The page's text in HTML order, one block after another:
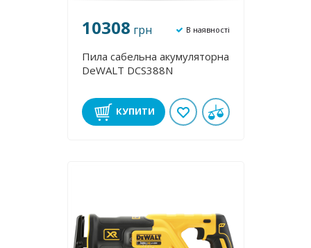
10308 грн В наявності
Пила сабельна акумуляторна
DeWALT DCS388N
КУПИТИ